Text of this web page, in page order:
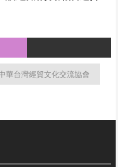
華台灣經貿文化交流協會